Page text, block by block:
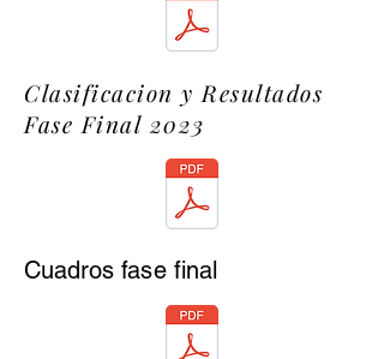
Clasificacion y Resultados
Fase Final 2023
Cuadros fase final